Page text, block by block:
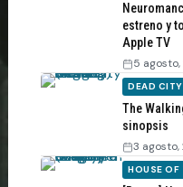
estreno y
Apple TV
5
DEAD CITY
The
sinopsis
3
HOUSE OF